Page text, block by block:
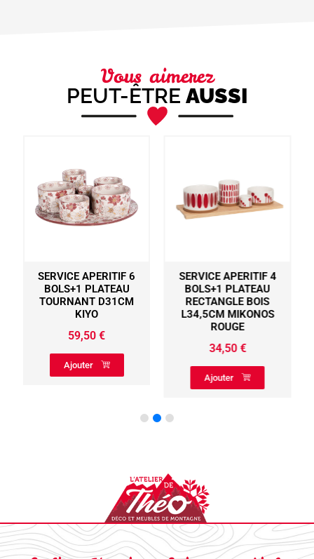
Vous aimerez
PEUT-ÊTRE AUSSI
SERVICE APERITIF 6
BOLS+1 PLATEAU
TOURNANT D31CM
KIYO
59,50 €
Ajouter
SERVICE APERITIF 4
BOLS+1 PLATEAU
RECTANGLE BOIS
L34,5CM MIKONOS
ROUGE
34,50€
Ajouter